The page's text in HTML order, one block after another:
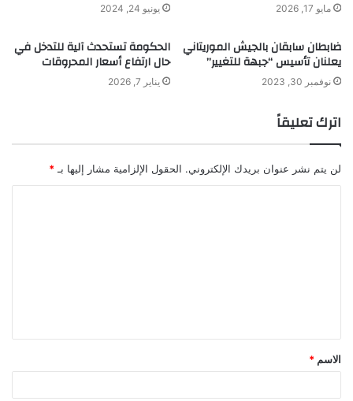
مايو 17, 2026 يونيو 24, 2024
ضابطان سابقان بالجيش الموريتاني
يعلنان تأسيس “جبهة للتغيير”
نوفمبر 30, 2023
الحكومة تستحدث آلية للتدخل في
حال ارتفاع أسعار المحروقات
يناير 7, 2026
اترك تعليقاً
لن يتم نشر عنوان بريدك الإلكتروني. الحقول الإلزامية مشار إليها بـ *
ق
*
الاسم *